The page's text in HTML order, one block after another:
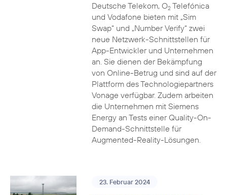
Deutsche Telekom, O2Telefónica
und Vodafone bieten mit „Sim
Swap“ und „Number Verify“ zwei
neue Netzwerk-Schnittstellen für
App-Entwickler und Unternehmen
an. Sie dienen der Bekämpfung
von Online-Betrug und sind auf der
Plattform des Technologiepartners
Vonage verfügbar. Zudem arbeiten
die Unternehmen mit Siemens
Energy an Tests einer Quality-On-
Demand-Schnittstelle für
Augmented-Reality-Lösungen.
23. Februar 2024